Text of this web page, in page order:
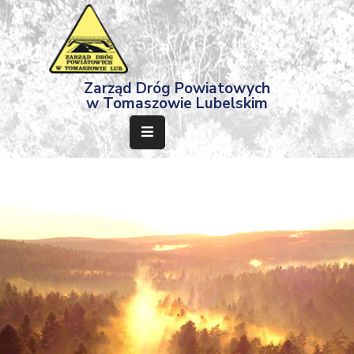
Zarząd Dróg Powiatowych
w Tomaszowie Lubelskim
Strona
Główna
Aktualności
Przetargi
Deklaracja
Dostępności
Kontakt